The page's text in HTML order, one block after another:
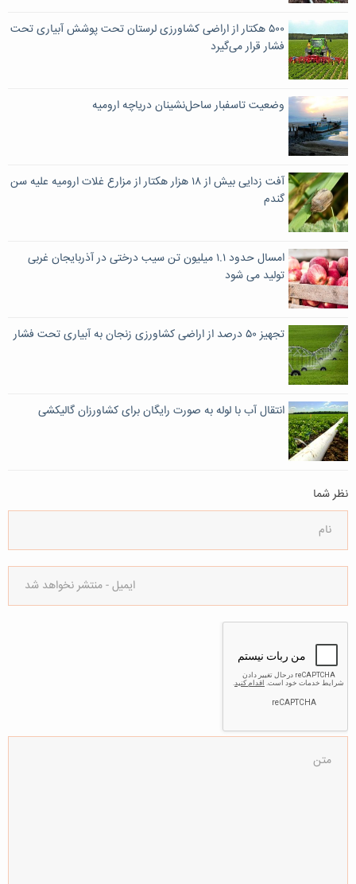
۵۰۰ هکتار از اراضی کشاورزی لرستان تحت پوشش آبیاری تحت
فشار قرار می‌گیرد
وضعیت تاسفبار ساحل‌نشینان دریاچه ارومیه
آفت زدایی بیش از ۱۸ هزار هکتار از مزارع غلات ارومیه علیه سن
گندم
امسال حدود ۱.۱ میلیون تن سیب درختی در آذربایجان غربی
تولید می شود
تجهیز ۵۰ درصد از اراضی کشاورزی زنجان به آبیاری تحت فشار
انتقال آب با لوله به صورت رایگان برای کشاورزان گالیکشی
نظر شما